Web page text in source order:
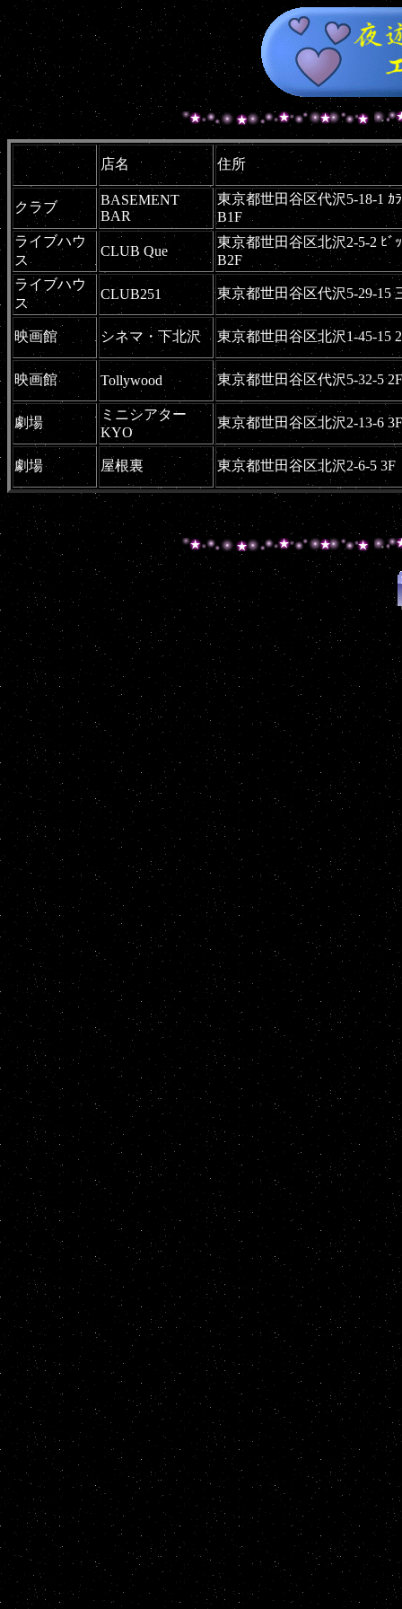
店名 住所
クラブ
BASEMENT
BAR
東京都世田谷区代沢5-18-1 ｶ
B1F
ライブハウ
ス
CLUB Que
東京都世田谷区北沢2-5-2 ﾋﾞ
B2F
ライブハウ
ス
CLUB251 東京都世田谷区代沢5-29-15
映画館 シネマ・下北沢 東京都世田谷区北沢1-45-15
映画館 Tollywood 東京都世田谷区代沢5-32-5 2F
劇場
ミニシアター
KYO
東京都世田谷区北沢2-13-6 3F
劇場 屋根裏 東京都世田谷区北沢2-6-5 3F